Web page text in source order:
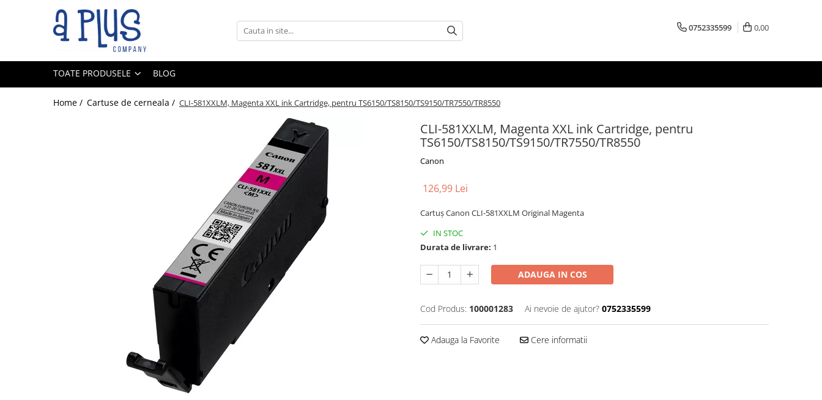
Toate Produsele
Cartuse toner
0752335599 0,00
TOATE PRODUSELE BLOG
Home / Cartuse de cerneala / CLI-581XXLM, Magenta XXL ink Cartridge, pentru TS6150/TS8150/TS9150/TR7550/TR8550
CLI-581XXLM, Magenta XXL ink Cartridge, pentru
TS6150/TS8150/TS9150/TR7550/TR8550
Canon
126,99 Lei
Cartuş Canon CLI-581XXLM Original Magenta
IN STOC
Durata de livrare: 1
ADAUGA IN COS
Cod Produs: 100001283 Ai nevoie de ajutor? 0752335599
Adauga la Favorite Cere informatii